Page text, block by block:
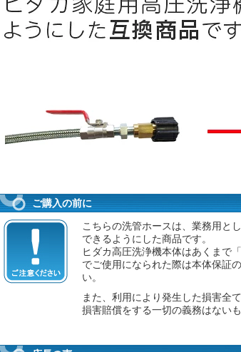
ご購入の前に
こちらの洗管ホースは、業務用と
できるようにした商品です。
ヒダカ高圧洗浄機本体はあくまで
でご使用になられた際は本体保証
い。
また、利用により発生した損害全
損害賠償をする一切の義務はないも